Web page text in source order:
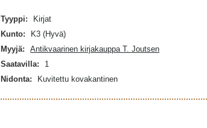
Tyyppi:
Kirjat
Kunto:
K3 (Hyvä)
Myyjä:
Antikvaarinen kirjakauppa T. Joutsen
Saatavilla:
1
Nidonta:
Kuvitettu kovakantinen